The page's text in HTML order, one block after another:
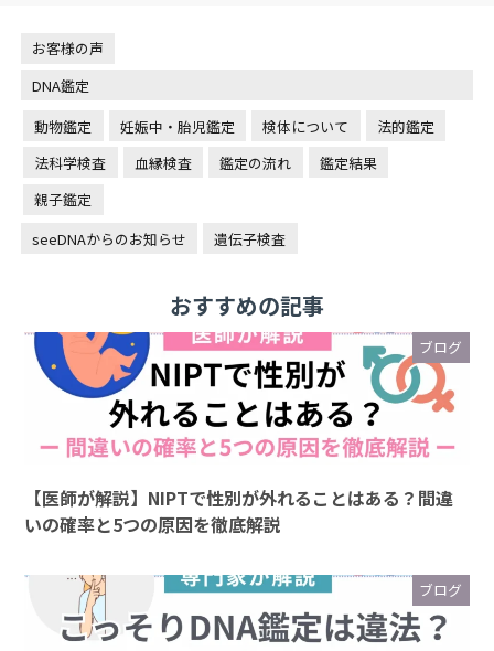
お客様の声
DNA鑑定
動物鑑定
妊娠中・胎児鑑定 検体について
法的鑑定
法科学検査
血縁検査 鑑定の流れ
鑑定結果
親子鑑定
seeDNAからのお知らせ
遺伝子検査
おすすめの記事
ブログ
【医師が解説】NIPTで性別が外れることはある？間違
いの確率と5つの原因を徹底解説
ブログ